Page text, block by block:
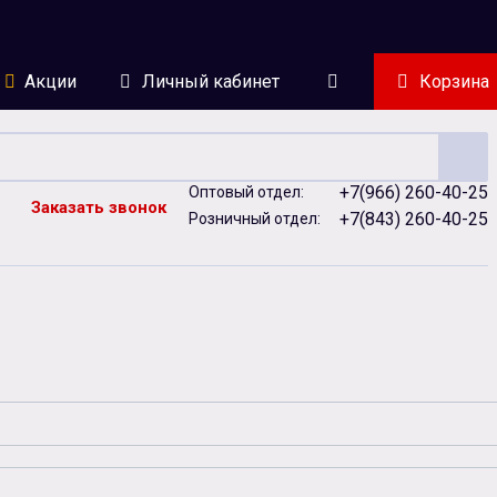
Акции Личный кабинет Корзина
Заказать звонок
Оптовый отдел: +7(966) 260-40-25
Розничный отдел: +7(843) 260-40-25